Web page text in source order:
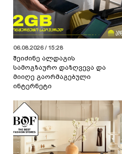
06.08.2026 / 15:28
შეიძინე ალდაგის
სამოგზაურო დაზღვევა და
მიიღე გაორმაგებული
ინტერნეტი